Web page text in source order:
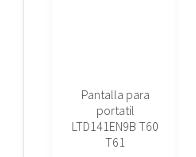
Pantalla para
portatil
LTD141EN9B T60
T61